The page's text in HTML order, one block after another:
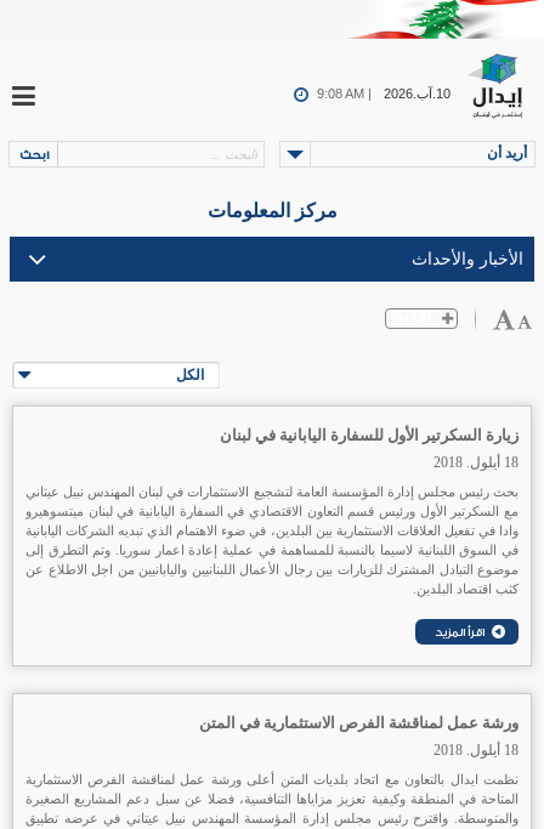
10.آب.2026 9:08 AM |
أريد أن
مركز المعلومات
الكل
زيارة السكرتير الأول للسفارة اليابانية في لبنان
18 أيلول. 2018
بحث رئيس مجلس إدارة المؤسسة العامة لتشجيع الاستثمارات في لبنان المهندس نبيل عيتاني
مع السكرتير الأول ورئيس قسم التعاون الاقتصادي في السفارة اليابانية في لبنان ميتسوهيرو
وادا في تفعيل العلاقات الاستثمارية بين البلدين، في ضوء الاهتمام الذي تبديه الشركات اليابانية
في السوق اللبنانية لاسيما بالنسبة للمساهمة في عملية إعادة اعمار سوريا. وتم التطرق إلى
موضوع التبادل المشترك للزيارات بين رجال الأعمال اللبنانيين واليابانيين من اجل الاطلاع عن
كثب اقتصاد البلدين.
ورشة عمل لمناقشة الفرص الاستثمارية في المتن
18 أيلول. 2018
نظمت ايدال بالتعاون مع اتحاد بلديات المتن أعلى ورشة عمل لمناقشة الفرص الاستثمارية
المتاحة في المنطقة وكيفية تعزيز مزاياها التنافسية، فضلا عن سبل دعم المشاريع الصغيرة
والمتوسطة. واقترح رئيس مجلس إدارة المؤسسة المهندس نبيل عيتاني في عرضه تطبيق